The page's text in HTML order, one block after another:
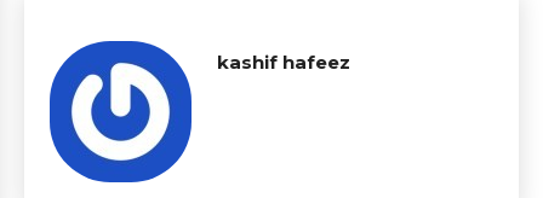
kashif hafeez